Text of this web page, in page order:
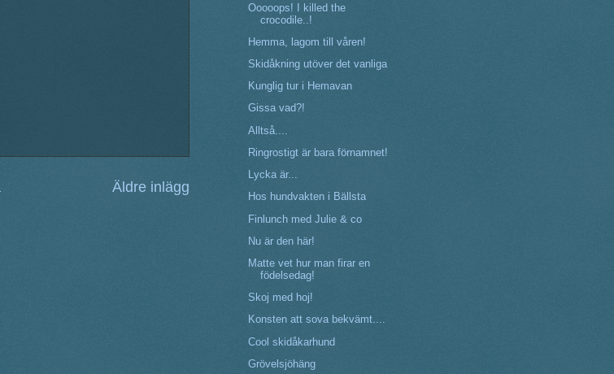
Äldre inlägg
Ooooops! I killed the
crocodile..!
Hemma, lagom till våren!
Skidåkning utöver det vanliga
Kunglig tur i Hemavan
Gissa vad?!
Alltså....
Ringrostigt är bara förnamnet!
Lycka är...
Hos hundvakten i Bällsta
Finlunch med Julie & co
Nu är den här!
Matte vet hur man firar en
födelsedag!
Skoj med hoj!
Konsten att sova bekvämt....
Cool skidåkarhund
Grövelsjöhäng